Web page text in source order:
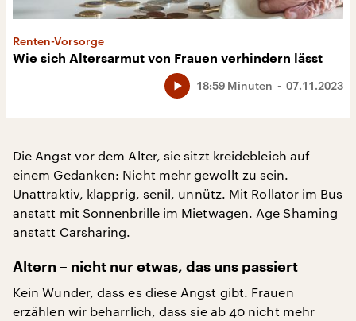
Renten-Vorsorge
Wie sich Altersarmut von Frauen verhindern lässt
07.11.2023
18:59 Minuten
Die Angst vor dem Alter, sie sitzt kreidebleich auf
einem Gedanken: Nicht mehr gewollt zu sein.
Unattraktiv, klapprig, senil, unnütz. Mit Rollator im Bus
anstatt mit Sonnenbrille im Mietwagen. Age Shaming
anstatt Carsharing.
Altern – nicht nur etwas, das uns passiert
Kein Wunder, dass es diese Angst gibt. Frauen
erzählen wir beharrlich, dass sie ab 40 nicht mehr